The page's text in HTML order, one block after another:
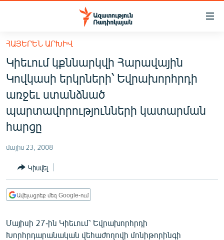
Մատչելիության
հիմնական
բովանդակությանը
Անցնել
հիմնական
մենյուին
Որոնում
ՀԱՅԱՍՏԱՆ
ՔԱՂԱՔԱԿԱՆ
ԸՆՏՐՈՒԹՅՈՒՆՆԵՐ 2026
ԻՐԱՎՈՒՆՔ
ՀԱՍԱՐԱԿՈՒԹՅՈՒՆ
ՂԱՐԱԲԱՂ
ՊԱՏԵՐԱԶՄԻ 6 ՇԱԲԱԹՆԵՐԸ
ՄԻՋԱԶԳԱՅԻՆ
ՀԱՅԵՐԵՆ ԱՐԽԻՎ
Կիեւում կքննարկվի Հարավային
Կովկասի երկրների՝ Եվրախորհրդի
առջեւ ստանձնած
պարտավորությունների կատարման
հարցը
մայիս 23, 2008
Կիսվել
Ավելացրեք մեզ Google-ում
Մայիսի 27-ին Կիեւում՝ Եվրախորհրդի
Խորհրդարանական վեհաժողովի մոնիթորինգի